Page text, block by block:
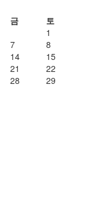
금
토
1
7
8
14
15
21
22
28
29